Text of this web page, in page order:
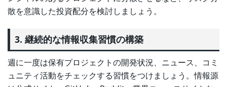
散を意識した投資配分を検討しましょう。
3. 継続的な情報収集習慣の構築
週に一度は保有プロジェクトの開発状況、ニュース、コミ
ュニティ活動をチェックする習慣をつけましょう。情報源